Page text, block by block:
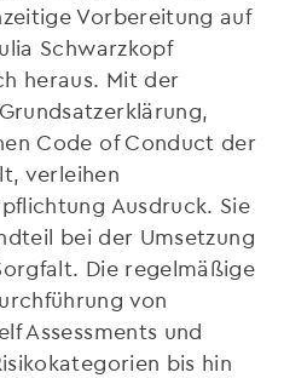
Vorbereitung auf
Schwarzkopf
heraus. Mit der
Code of Conduct der
verleihen
Ausdruck. Sie
bei der Umsetzung
Die regelmäßige
von
Assessments und
bis hin